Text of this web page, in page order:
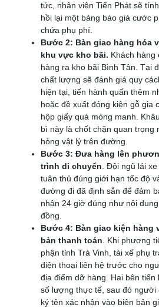
tức, nhân viên Tiến Phát sẽ
hồi lại một bảng báo giá cước
chứa phụ phí.
Bước 2: Bàn giao hàng hóa
khu vực kho bãi. Khách hàng
hàng ra kho bãi Bình Tân. Tại
chất lượng sẽ đánh giá quy
hiện tại, tiến hành quấn thêm
hoặc đề xuất đóng kiện gỗ gia
hộp giấy quá mỏng manh.
bì này là chốt chặn quan trọng
hỏng vật lý trên đường.
Bước 3: Đưa hàng lên
trình di chuyển. Đội ngũ lái
tuân thủ đúng giới hạn tốc độ
đường đi đã định sẵn để đảm
nhận 24 giờ đúng như nội
đồng.
Bước 4: Bàn giao kiện hàng
bản thanh toán. Khi phương
phận tỉnh Trà Vinh, tài xế phụ
điện thoại liên hệ trước cho
địa điểm dỡ hàng. Hai bên tiến
số lượng thực tế, sau đó người
ký tên xác nhận vào biên bản